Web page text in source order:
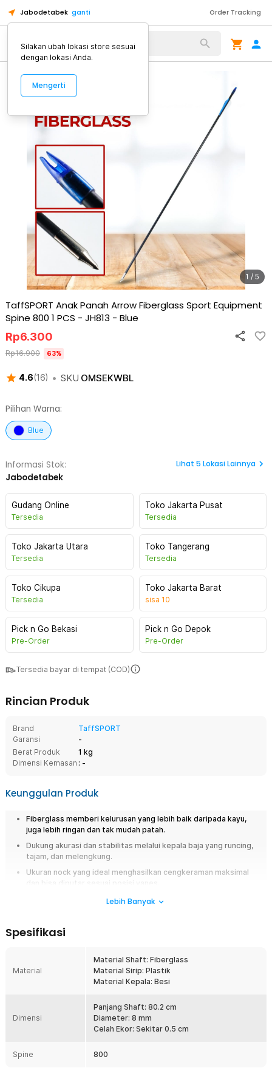
Jabodetabek ganti Order Tracking
Alat Kopi
1 / 5
TaffSPORT Anak Panah Arrow Fiberglass Sport Equipment
Spine 800 1 PCS - JH813 - Blue
4.6(16) • SKU OMSEKWBL
Rp6.300
Rp16.900 63%
Pilihan Warna:
Blue
Informasi Stok:
Jabodetabek
Lihat 5 Lokasi Lainnya
Gudang Online
Tersedia
Toko Jakarta Pusat
Tersedia
Toko Jakarta Utara
Tersedia
Toko Tangerang
Tersedia
Toko Cikupa
Tersedia
Toko Jakarta Barat
sisa 10
Pick n Go Bekasi
Pre-Order
Pick n Go Depok
Pre-Order
Tersedia bayar di tempat (COD)
Rincian Produk
Brand
TaffSPORT
Garansi
-
Berat Produk
1 kg
Dimensi Kemasan : -
Keunggulan Produk
Fiberglass memberi kelurusan yang lebih baik daripada kayu,
juga lebih ringan dan tak mudah patah.
Dukung akurasi dan stabilitas melalui kepala baja yang runcing,
tajam, dan melengkung.
Ukuran nock yang ideal menghasilkan cengkeraman maksimal
dan bisa diputar sesuai posisi vanes.
TaffSPORT hadir untuk memberikan keseimbangan sempurna antara
tinggi yang ringan namun kuat, anak panah ini cocok digunakan baik oleh
pemula maupun atlet panahan tingkat menengah. Ujung runcing dan nock
fleksibel dirancang agar tembakan Anda lebih stabil, tajam, dan
Fitur
Dengan panjang 80.2 cm, anak panah ini cocok untuk Anda yang
Lebih Banyak
Spesifikasi
Material
Material Shaft: Fiberglass
Material Sirip: Plastik
Material Kepala: Besi
Dimensi
Panjang Shaft: 80.2 cm
Diameter: 8 mm
Celah Ekor: Sekitar 0.5 cm
Spine 800
Silakan ubah lokasi store sesuai
dengan lokasi Anda.
Mengerti